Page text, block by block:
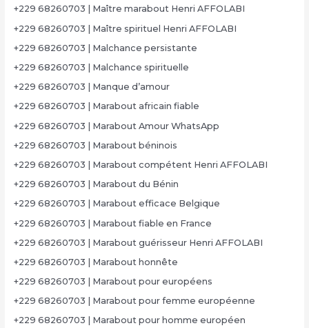
+229 68260703 | Maître marabout Henri AFFOLABI
+229 68260703 | Maître spirituel Henri AFFOLABI
+229 68260703 | Malchance persistante
+229 68260703 | Malchance spirituelle
+229 68260703 | Manque d’amour
+229 68260703 | Marabout africain fiable
+229 68260703 | Marabout Amour WhatsApp
+229 68260703 | Marabout béninois
+229 68260703 | Marabout compétent Henri AFFOLABI
+229 68260703 | Marabout du Bénin
+229 68260703 | Marabout efficace Belgique
+229 68260703 | Marabout fiable en France
+229 68260703 | Marabout guérisseur Henri AFFOLABI
+229 68260703 | Marabout honnête
+229 68260703 | Marabout pour européens
+229 68260703 | Marabout pour femme européenne
+229 68260703 | Marabout pour homme européen